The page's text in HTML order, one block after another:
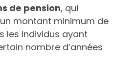
de pension, qui
montant minimum de
les individus ayant
nombre d’années